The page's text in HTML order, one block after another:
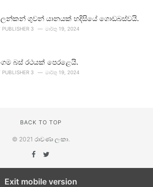
ලන්කන් ගුවන් යානයක් හදිසියේ ගොඩබස්වයි.
PUBLISHER 3 මාර්තු 19, 2024
බස් රථයක් පෙරළෙයි.
PUBLISHER 3 මාර්තු 19, 2024
BACK TO TOP
© 2021 රාවණා ලංකා.
Exit mobile version